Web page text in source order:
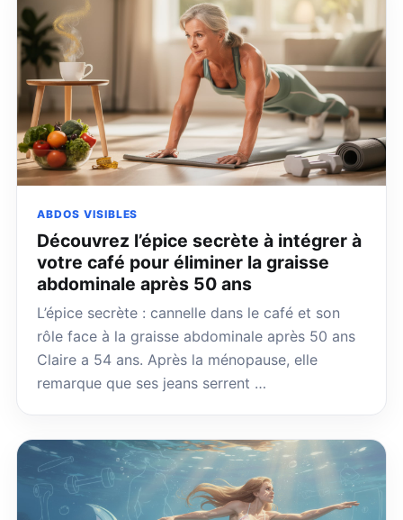
ABDOS VISIBLES
Découvrez l’épice secrète à intégrer à
votre café pour éliminer la graisse
abdominale après 50 ans
L’épice secrète : cannelle dans le café et son
rôle face à la graisse abdominale après 50 ans
Claire a 54 ans. Après la ménopause, elle
remarque que ses jeans serrent …